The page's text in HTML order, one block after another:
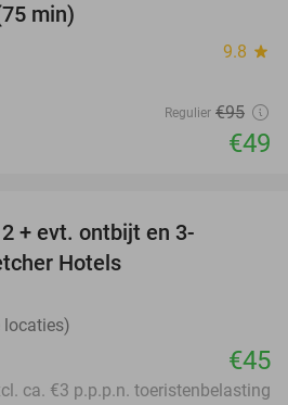
min)
9.8 star
Regulier €95
€49
+ evt. ontbijt en 3-
Hotels
locaties)
€45
ca. €3 p.p.p.n. toeristenbelasting